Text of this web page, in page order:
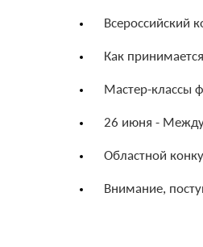
Всероссийский
Как
Мастер-классы
26 июня -
Областной
Внимание,